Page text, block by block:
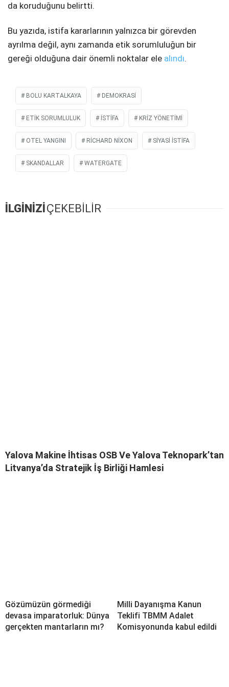
da koruduğunu belirtti.
Bu yazıda, istifa kararlarının yalnızca bir görevden
ayrılma değil, aynı zamanda etik sorumluluğun bir
gereği olduğuna dair önemli noktalar ele alındı.
BOLU KARTALKAYA DEMOKRASI
ETIK SORUMLULUK ISTIFA KRIZ YÖNETIMI
OTEL YANGINI RICHARD NIXON SIYASI ISTIFA
SKANDALLAR WATERGATE
İLGİNİZİ ÇEKEBİLİR
Yalova Makine İhtisas OSB Ve Yalova Teknopark’tan
Litvanya’da Stratejik İş Birliği Hamlesi
Gözümüzün görmediği
devasa imparatorluk: Dünya
gerçekten mantarların mı?
Milli Dayanışma Kanun
Teklifi TBMM Adalet
Komisyonunda kabul edildi